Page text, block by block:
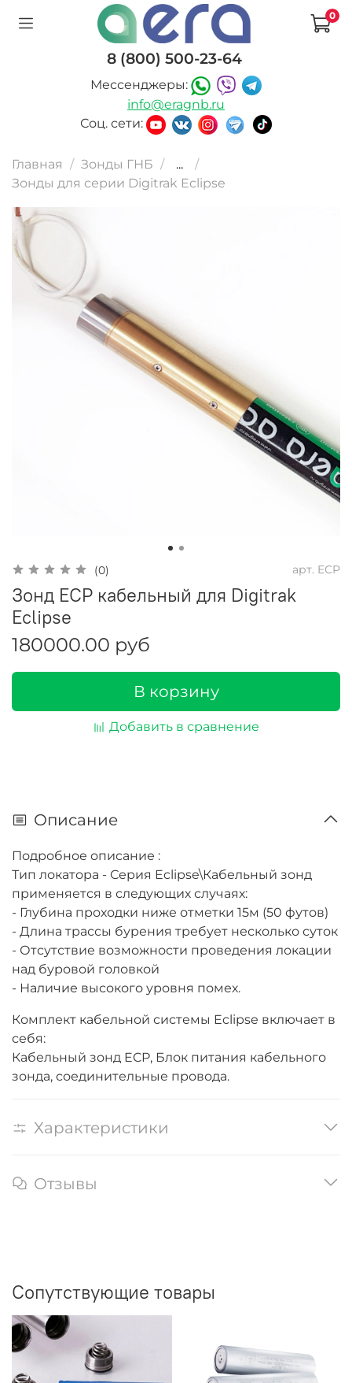
0
8 (800) 500-23-64
Мессенджеры:
info@eragnb.ru
Соц. сети:
Главная Зонды ГНБ
...
Зонды для серии Digitrak Eclipse
(0) арт. ECP
Зонд ECP кабельный для Digitrak
Eclipse
180000.00 руб
В корзину
Добавить в сравнение
Описание
Подробное описание :
Тип локатора - Серия Eclipse\Кабельный зонд
применяется в следующих случаях:
- Глубина проходки ниже отметки 15м (50 футов)
- Длина трассы бурения требует несколько суток
- Отсутствие возможности проведения локации
над буровой головкой
- Наличие высокого уровня помех.
Комплект кабельной системы Eclipse включает в
себя:
Кабельный зонд ECP, Блок питания кабельного
зонда, соединительные провода.
Характеристики
Отзывы
Сопутствующие товары